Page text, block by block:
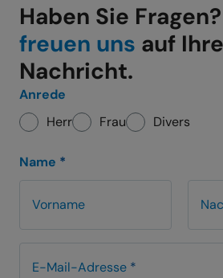
:
Haben Sie
freuen uns auf Ihre
Nachricht.
Anrede
Herr
Frau Divers
Name *
Vorname
E-Mail-Adresse *